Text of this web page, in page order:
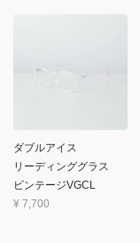
ダブルアイス
リーディンググラス
ビンテージVGCL
¥ 7,700